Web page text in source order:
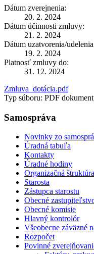
Dátum zverejnenia:
20. 2. 2024
Dátum účinnosti zmluvy:
21. 2. 2024
Dátum uzatvorenia/
19. 2. 2024
Platnosť zmluvy do:
31. 12. 2024
Zmluva_dotácia.pdf
Typ súboru: PDF
Samospráva
Novinky zo
Úradná tabuľa
Kontakty
Úradné hodiny
Organizačná štruktúra
Starosta
Zástupca starostu
Obecné
Obecné komisie
Hlavný kontrolór
Všeobecne záväzné
Rozpočet
Povinné